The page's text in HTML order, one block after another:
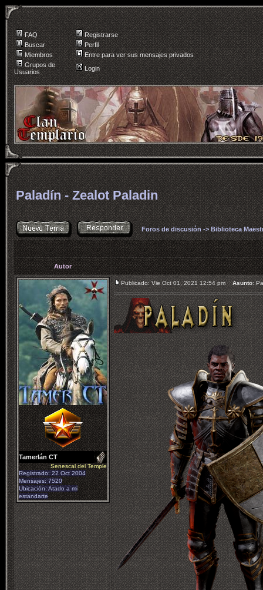
FAQ
Registrarse
Buscar
Perfil
Miembros
Entre para ver sus mensajes privados
Grupos de
Usuarios
Login
Paladín - Zealot Paladin
Foros de discusión->Biblioteca
Autor
Tamerlán CT
Senescal del Temple
Registrado: 22 Oct 2004
Mensajes: 7520
Ubicación: Atado a mi
estandarte
Publicado: Vie Oct 01, 2021 12:54 pm Asunto: